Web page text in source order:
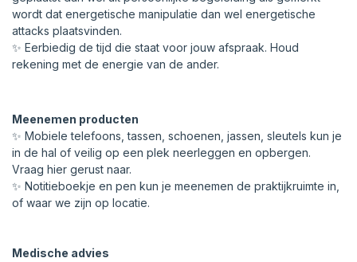
wordt dat energetische manipulatie dan wel energetische
attacks plaatsvinden.
✨ Eerbiedig de tijd die staat voor jouw afspraak. Houd
rekening met de energie van de ander.
Meenemen producten
✨ Mobiele telefoons, tassen, schoenen, jassen, sleutels kun je
in de hal of veilig op een plek neerleggen en opbergen.
Vraag hier gerust naar.
✨ Notitieboekje en pen kun je meenemen de praktijkruimte in,
of waar we zijn op locatie.
Medische advies